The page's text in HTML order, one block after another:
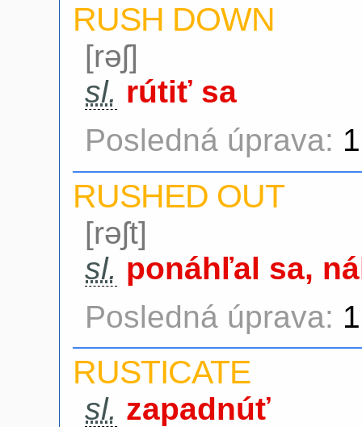
RUSH DOWN
[rəʃ]
sl. rútiť sa
Posledná úprava:
RUSHED OUT
[rəʃt]
sl. ponáhľal sa,
Posledná úprava:
RUSTICATE
sl. zapadnúť